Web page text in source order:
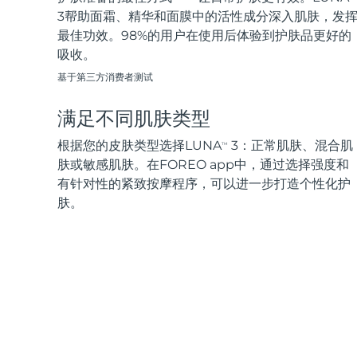
3帮助面霜、精华和面膜中的活性成分深入肌肤，发挥
最佳功效。98%的用户在使用后体验到护肤品更好的
吸收。
基于第三方消费者测试
满足不同肌肤类型
根据您的皮肤类型选择LUNATM
3：正常肌肤、混合肌
肤或敏感肌肤。在FOREO app中，通过选择强度和
有针对性的紧致按摩程序，可以进一步打造个性化护
肤。